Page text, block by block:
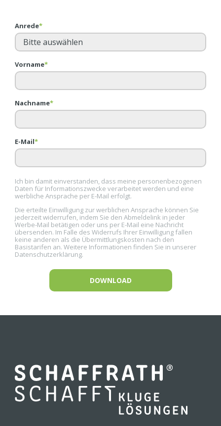
Anrede*
Vorname*
Nachname*
E-Mail*
Ich bin damit einverstanden, dass meine personenbezogenen
Daten für Informationszwecke verarbeitet werden und eine
werbliche Ansprache per E-Mail erfolgt.
Die erteilte Einwilligung zur werblichen Ansprache können Sie
jederzeit widerrufen, indem Sie den Abmeldelink in jeder
Werbe-Mail betätigen oder uns per E-Mail eine Nachricht
übersenden. Im Falle des Widerrufs Ihrer Einwilligung fallen
keine anderen als die Übermittlungskosten nach den
Basistarifen an. Weitere Informationen finden Sie in unserer
Datenschutzerklärung.